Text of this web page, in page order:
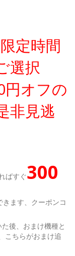
定時間
選択
円オフの
非見逃
ばすぐ300
きます、クーポンコ
後、おまけ機種と
こちらがおまけ追